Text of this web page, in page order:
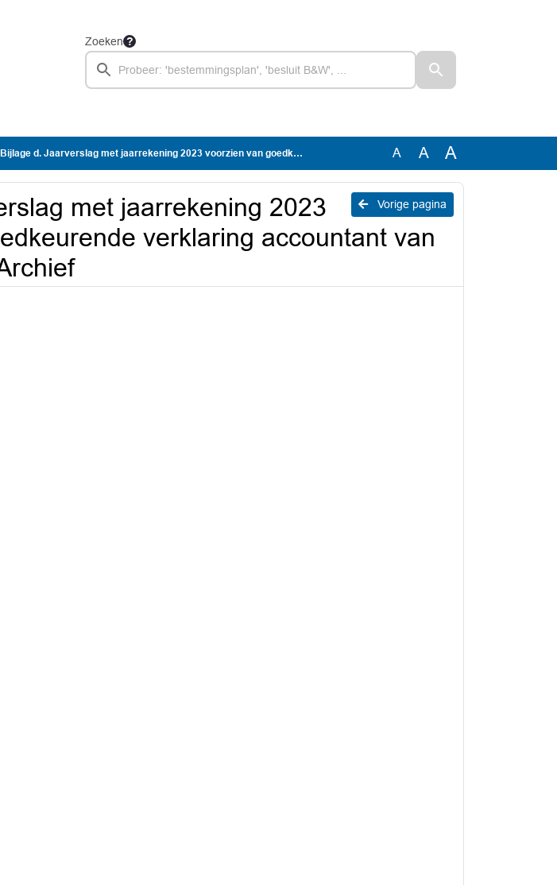
Zoeken
Bijlage d. Jaarverslag met jaarrekening 2023 voorzien van goedkeurende verklaring accountant van Het Flevolands Archief A A A
Vorige pagina
met jaarrekening 2023
verklaring accountant van